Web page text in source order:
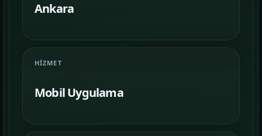
İletişim
Ankara
HIZMET
Mobil Uygulama